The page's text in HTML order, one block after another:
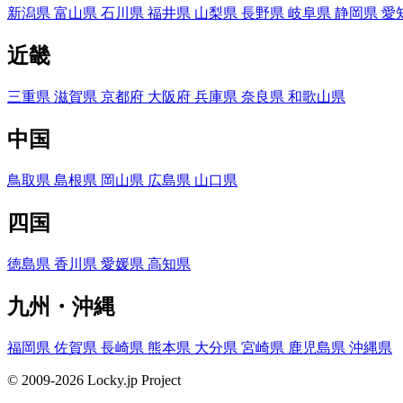
新潟県 富山県 石川県 福井県 山梨県 長野県 岐阜県 静岡県 愛
近畿
三重県 滋賀県 京都府 大阪府 兵庫県 奈良県 和歌山県
中国
鳥取県 島根県 岡山県 広島県 山口県
四国
徳島県 香川県 愛媛県 高知県
九州・沖縄
福岡県 佐賀県 長崎県 熊本県 大分県 宮崎県 鹿児島県 沖縄県
© 2009-2026 Locky.jp Project